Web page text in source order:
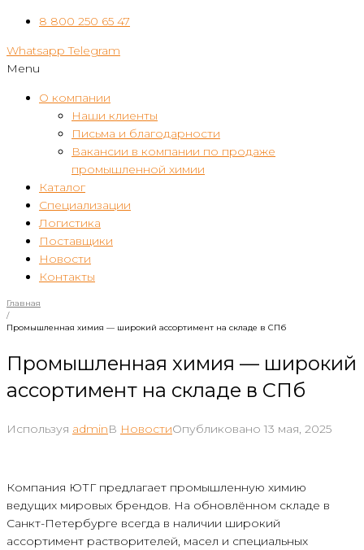
8 800 250 65 47
Whatsapp Telegram
Menu
О компании
Наши клиенты
Письма и благодарности
Вакансии в компании по продаже
промышленной химии
Каталог
Специализации
Логистика
Поставщики
Новости
Контакты
Главная
/
Промышленная химия — широкий ассортимент на складе в СПб
Промышленная химия — широкий
ассортимент на складе в СПб
Используя adminВ НовостиОпубликовано 13 мая, 2025
Компания ЮТГ предлагает промышленную химию
ведущих мировых брендов. На обновлённом складе в
Санкт-Петербурге всегда в наличии широкий
ассортимент растворителей, масел и специальных